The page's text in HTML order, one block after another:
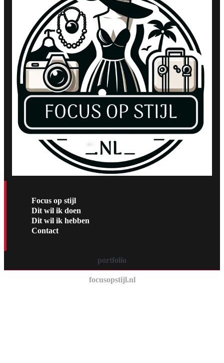
Focus op stijl
Dit wil ik doen
Dit wil ik hebben
Contact
portfolio
focusopstijl.nl